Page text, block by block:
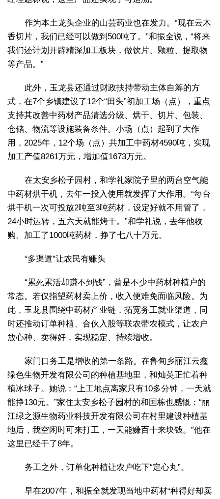
作为本土龙头企业的山芸药业也在发力。“现在云木
香切片，我们已经可以做到500吨了。”和振全说，“将来
我们还计划开辟精深加工板块，做饮片、颗粒、提取物
等产品。”
此外，玉龙县还通过财政扶持带动主体自筹的方
式，在7个乡镇建设了12个“田头”初加工场（点），重点
支持其改善中药材产品清选分级、烘干、切片、包装、
仓储、物流等设施装备条件。小场（点）起到了大作
用，2025年，12个场（点）共加工中药材4590吨，实现
加工产值8261万元，增加值1673万元。
在太安乡松子园村，和学礼家院子里的两台空气能
中药材烘干机，去年一投入使用就发挥了大作用。“每台
烘干机一次可投放2吨至3吨药材，设定好就不用管了，
24小时运转，五六天就能烤干。”和学礼说，去年他收
购、加工了1000吨药材，挣了七八十万元。
“多渠道”让农民有赚头
“累死累活却赚不到钱”，曾是不少中药材种植户的
常态。若仅指望药材卖上价，收入便难免面临风险。为
此，玉龙县围绕中药材产业链，拓宽务工就业渠道，同
时还推动订单种植、合伙入股等联农带农模式，让农户
放心种、卖得好，实现稳定、持续增收。
家门口务工是增收的第一条路。在鲁甸乡丽江云鑫
绿色生物开发有限公司的种植基地里，和灿英正忙着种
植冰球子。她说：“上工地点离家只有10多分钟，一天就
能挣130元。”家住太安乡松子园村的和国栋也感慨：“丽
江绿之源生物药业科技开发有限公司在村里建设种植基
地后，我空闲时可来打工，一天能赚百十来块钱。”他在
这里已经干了8年。
务工之外，订单化种植让农户吃下“定心丸”。
早在2007年，和振全就发现当地中药材“种得好却卖